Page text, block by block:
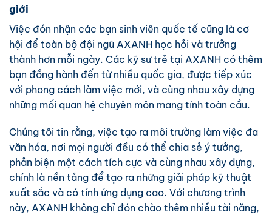
giới
Việc đón nhận các bạn sinh viên quốc tế cũng là cơ
hội để toàn bộ đội ngũ AXANH học hỏi và trưởng
thành hơn mỗi ngày. Các kỹ sư trẻ tại AXANH có thêm
bạn đồng hành đến từ nhiều quốc gia, được tiếp xúc
với phong cách làm việc mới, và cùng nhau xây dựng
những mối quan hệ chuyên môn mang tính toàn cầu.
Chúng tôi tin rằng, việc tạo ra môi trường làm việc đa
văn hóa, nơi mọi người đều có thể chia sẻ ý tưởng,
phản biện một cách tích cực và cùng nhau xây dựng,
chính là nền tảng để tạo ra những giải pháp kỹ thuật
xuất sắc và có tính ứng dụng cao. Với chương trình
này, AXANH không chỉ đón chào thêm nhiều tài năng,